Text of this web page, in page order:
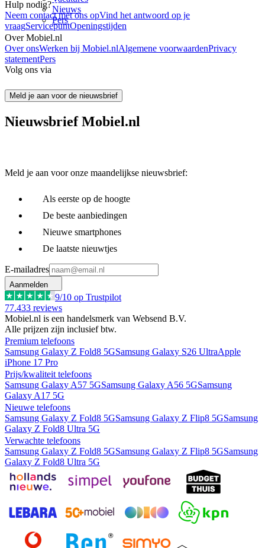
Nieuws
Pers
Hulp nodig?
Neem contact met ons opVind het antwoord op je
vraagServicepuntOpeningstijden
Over Mobiel.nl
Over onsWerken bij Mobiel.nlAlgemene voorwaardenPrivacy
statementPers
Volg ons via
Meld je aan voor de nieuwsbrief
Nieuwsbrief Mobiel.nl
Meld je aan voor onze maandelijkse nieuwsbrief:
Als eerste op de hoogte
De beste aanbiedingen
Nieuwe smartphones
De laatste nieuwtjes
E-mailadres
Aanmelden
9/10 op Trustpilot
77.433 reviews
Mobiel.nl is een handelsmerk van Websend B.V.
Alle prijzen zijn inclusief btw.
Premium telefoons
Samsung Galaxy Z Fold8 5GSamsung Galaxy S26 UltraApple
iPhone 17 Pro
Prijs/kwaliteit telefoons
Samsung Galaxy A57 5GSamsung Galaxy A56 5GSamsung
Galaxy A17 5G
Nieuwe telefoons
Samsung Galaxy Z Fold8 5GSamsung Galaxy Z Flip8 5GSamsung
Galaxy Z Fold8 Ultra 5G
Verwachte telefoons
Samsung Galaxy Z Fold8 5GSamsung Galaxy Z Flip8 5GSamsung
Galaxy Z Fold8 Ultra 5G